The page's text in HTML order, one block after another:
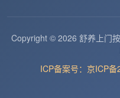
Copyright © 2026 舒养上门
ICP备案号：京ICP